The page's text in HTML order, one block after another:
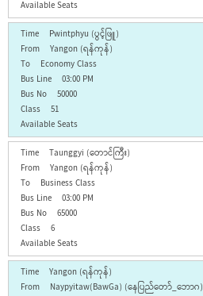
Pwintphyu (ပွင့်ဖြူ)
Yangon (ရန်ကုန်)
Economy Class
03:00 PM
50000
51
Taunggyi (တောင်ကြီး)
Yangon (ရန်ကုန်)
Business Class
03:00 PM
65000
6
Yangon (ရန်ကုန်)
Naypyitaw(BawGa) (နေပြည်တော်_ဘောဂ)